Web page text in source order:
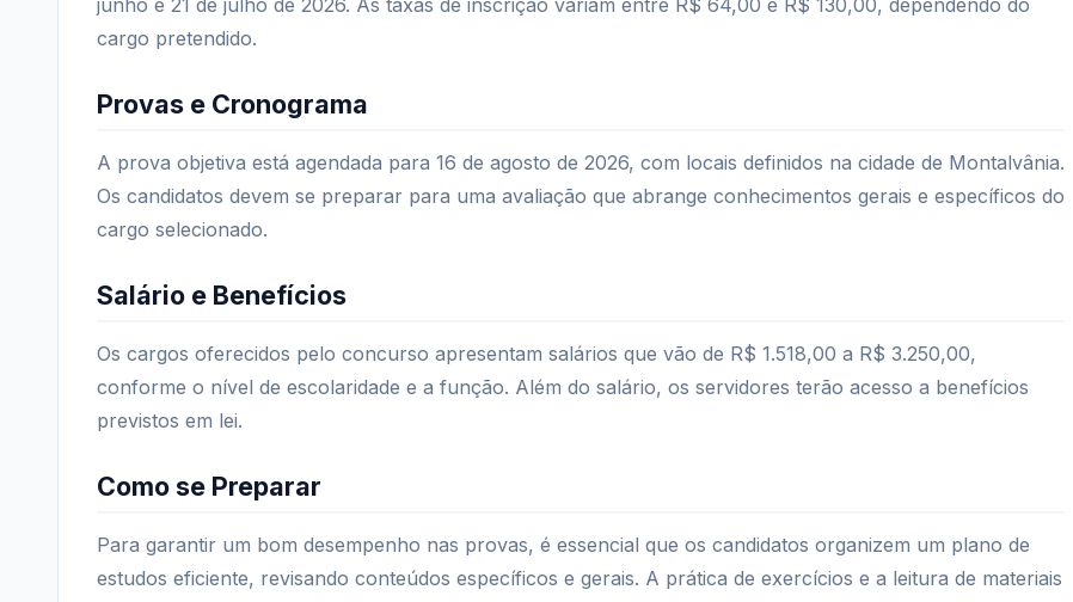
cargo pretendido.
Provas e Cronograma
A prova objetiva está agendada para 16 de agosto de 2026, com locais definidos na cidade de Montalvânia.
Os candidatos devem se preparar para uma avaliação que abrange conhecimentos gerais e específicos do
cargo selecionado.
Salário e Benefícios
Os cargos oferecidos pelo concurso apresentam salários que vão de R$ 1.518,00 a R$ 3.250,00,
conforme o nível de escolaridade e a função. Além do salário, os servidores terão acesso a benefícios
previstos em lei.
Como se Preparar
Para garantir um bom desempenho nas provas, é essencial que os candidatos organizem um plano de
estudos eficiente, revisando conteúdos específicos e gerais. A prática de exercícios e a leitura de materiais